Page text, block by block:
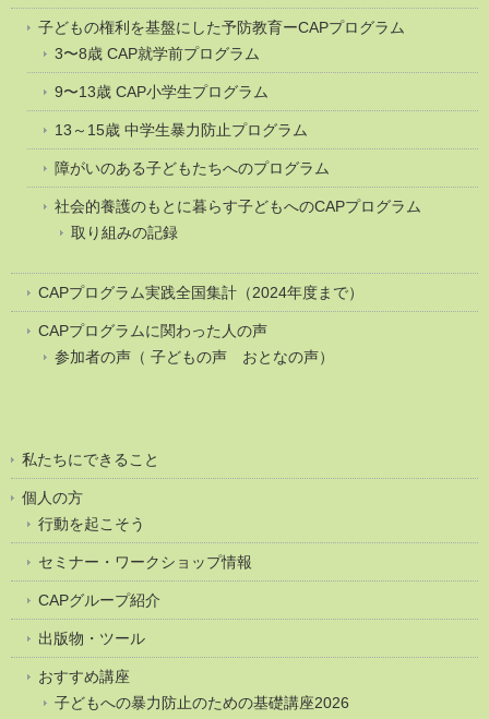
子どもの権利を基盤にした予防教育ーCAPプログラム
3〜8歳 CAP就学前プログラム
9〜13歳 CAP小学生プログラム
13～15歳 中学生暴力防止プログラム
障がいのある子どもたちへのプログラム
社会的養護のもとに暮らす子どもへのCAPプログラム
取り組みの記録
CAPプログラム実践全国集計（2024年度まで）
CAPプログラムに関わった人の声
参加者の声（ 子どもの声 おとなの声）
私たちにできること
個人の方
行動を起こそう
セミナー・ワークショップ情報
CAPグループ紹介
出版物・ツール
おすすめ講座
子どもへの暴力防止のための基礎講座2026